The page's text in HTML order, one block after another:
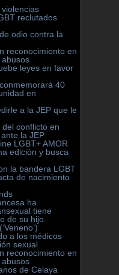
reclutados
odio contra la
reconocimiento en
leyes en favor
40
en
a la JEP que le
conflicto en
la JEP
LGBT+ AMOR
edición y busca
la bandera LGBT
de nacimiento
ha
tiene
de su hijo.
a los médicos
sexual
reconocimiento en
de Celaya